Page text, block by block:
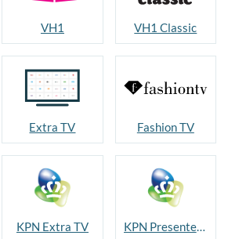
VH1 VH1 Classic
Extra TV Fashion TV
KPN Extra TV KPN Presenteert